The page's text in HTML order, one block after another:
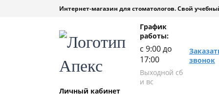
Интернет-магазин для стоматологов. Свой
График
работы:
с 9:00 до
17:00
Выходной сб
и вс
звонок
Личный кабинет